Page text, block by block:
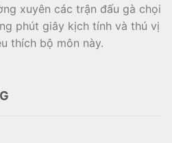
xuyên các trận đấu gà chọi
phút giây kịch tính và thú vị
thích bộ môn này.